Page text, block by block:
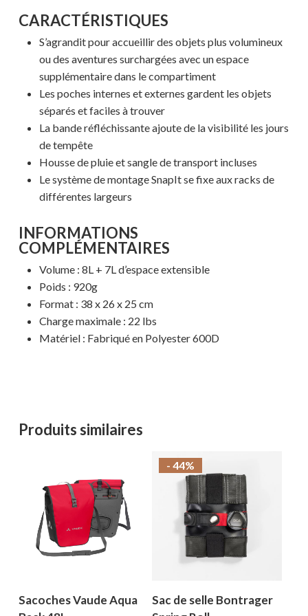
Votre panier est vide.
CARACTÉRISTIQUES
S’agrandit pour accueillir des objets plus volumineux
ou des aventures surchargées avec un espace
supplémentaire dans le compartiment
Les poches internes et externes gardent les objets
séparés et faciles à trouver
La bande réfléchissante ajoute de la visibilité les jours
de tempête
Housse de pluie et sangle de transport incluses
Le système de montage SnapIt se fixe aux racks de
différentes largeurs
INFORMATIONS
COMPLÉMENTAIRES
Volume : 8L + 7L d’espace extensible
Poids : 920g
Format : 38 x 26 x 25 cm
Charge maximale : 22 lbs
Matériel : Fabriqué en Polyester 600D
Produits similaires
Sacoches Vaude Aqua
- 44%
Sac de selle Bontrager